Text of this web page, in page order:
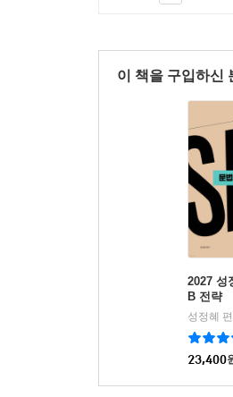
이 책을 구입하신
2027 성
B 전략
성정혜 편
23,400